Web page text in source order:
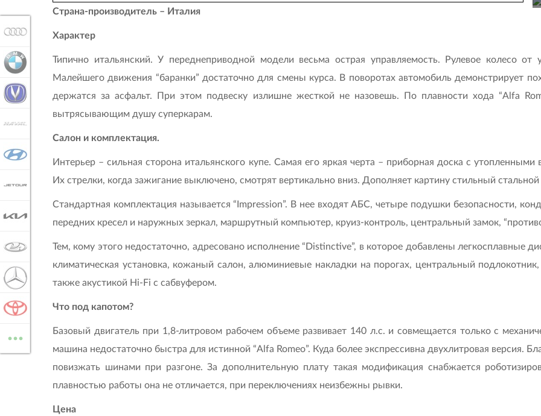
Страна-производитель – Италия
Характер
Типично итальянский. У переднеприводной модели весьма острая управляемость. Рулевое колесо
Малейшего движения “баранки” достаточно для смены курса. В поворотах автомобиль демонстрирует
держатся за асфальт. При этом подвеску излишне жесткой не назовешь. По плавности хода “Alfa
вытрясывающим душу суперкарам.
Салон и комплектация.
Интерьер – сильная сторона итальянского купе. Самая его яркая черта – приборная доска с
Их стрелки, когда зажигание выключено, смотрят вертикально вниз. Дополняет картину стильный
Стандартная комплектация называется “Impression”. В нее входят АБС, четыре подушки безопасности,
передних кресел и наружных зеркал, маршрутный компьютер, круиз-контроль, центральный замок,
Тем, кому этого недостаточно, адресовано исполнение “Distinctive”, в которое добавлены легкосплавные
климатическая установка, кожаный салон, алюминиевые накладки на порогах, центральный
также акустикой Hi-Fi с сабвуфером.
Что под капотом?
Базовый двигатель при 1,8-литровом рабочем объеме развивает 140 л.с. и совмещается только с
машина недостаточно быстра для истинной “Alfa Romeo”. Куда более экспрессивна двухлитровая версия.
повизжать шинами при разгоне. За дополнительную плату такая модификация снабжается
плавностью работы она не отличается, при переключениях неизбежны рывки.
Цена
AUDI
BMW
CHANGAN
JETOUR
TOYOTA
...